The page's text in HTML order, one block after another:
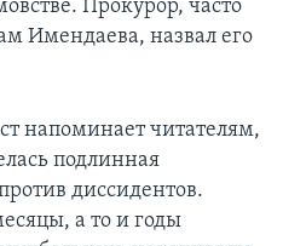
Прокурор, часто
Имендаева, назвал его
напоминает читателям,
подлинная
диссидентов.
а то и годы